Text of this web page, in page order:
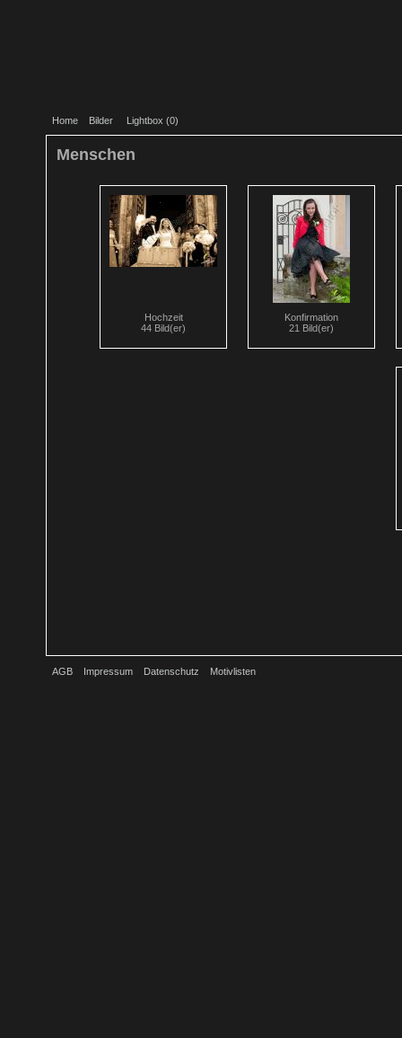
Home Bilder Lightbox (0)
Menschen
Hochzeit
44 Bild(er)
Konfirmation
21 Bild(er)
AGB Impressum Datenschutz Motivlisten